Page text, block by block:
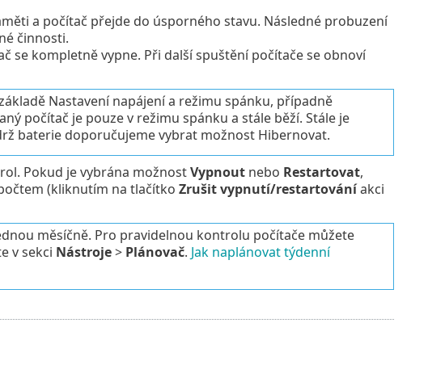
a počítač přejde do úsporného stavu. Následné probuzení
činnosti.
se kompletně vypne. Při další spuštění počítače se obnoví
Nastavení napájení a režimu spánku, případně
počítač je pouze v režimu spánku a stále běží. Stále je
baterie doporučujeme vybrat možnost Hibernovat.
Pokud je vybrána možnostVypnoutnebo Restartovat,
(kliknutím na tlačítko Zrušit vypnutí/restartováníakci
měsíčně. Pro pravidelnou kontrolu počítače můžete
v sekci Nástroje> Plánovač. Jak naplánovat týdenní